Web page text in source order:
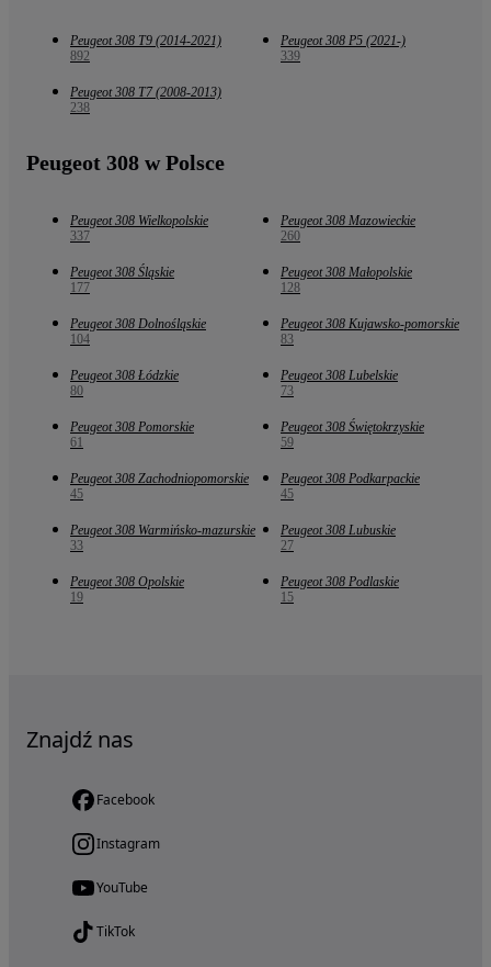
Peugeot 308 T9 (2014-2021)
892
Peugeot 308 P5 (2021-)
339
Peugeot 308 T7 (2008-2013)
238
Peugeot 308 w Polsce
Peugeot 308 Wielkopolskie
337
Peugeot 308 Mazowieckie
260
Peugeot 308 Śląskie
177
Peugeot 308 Małopolskie
128
Peugeot 308 Dolnośląskie
104
Peugeot 308 Kujawsko-pomorskie
83
Peugeot 308 Łódzkie
80
Peugeot 308 Lubelskie
73
Peugeot 308 Pomorskie
61
Peugeot 308 Świętokrzyskie
59
Peugeot 308 Zachodniopomorskie
45
Peugeot 308 Podkarpackie
45
Peugeot 308 Warmińsko-mazurskie
33
Peugeot 308 Lubuskie
27
Peugeot 308 Opolskie
19
Peugeot 308 Podlaskie
15
Znajdź nas
Facebook
Instagram
YouTube
TikTok